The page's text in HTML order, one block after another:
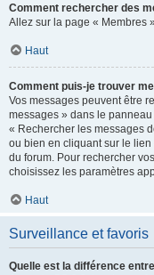
Comment rechercher des
Allez sur la page « Membres
Haut
Comment puis-je trouver
Vos messages peuvent être
messages » dans le
« Rechercher les messages
ou bien en cliquant sur le
du forum. Pour rechercher
choisissez les paramètres
Haut
Surveillance et favoris
Quelle est la différence